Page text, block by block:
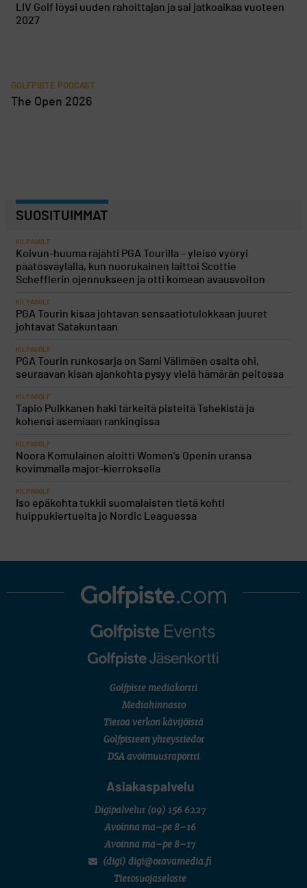
LIV Golf löysi uuden rahoittajan ja sai jatkoaikaa vuoteen
2027
GOLFPISTE PODCAST
The Open 2026
SUOSITUIMMAT
KILPAGOLF
Koivun-huuma räjähti PGA Tourilla – yleisö vyöryi
päätösväylällä, kun nuorukainen laittoi Scottie
Schefflerin ojennukseen ja otti komean avausvoiton
KILPAGOLF
PGA Tourin kisaa johtavan sensaatiotulokkaan juuret
johtavat Satakuntaan
KILPAGOLF
PGA Tourin runkosarja on Sami Välimäen osalta ohi,
seuraavan kisan ajankohta pysyy vielä hämärän peitossa
KILPAGOLF
Tapio Pulkkanen haki tärkeitä pisteitä Tshekistä ja
kohensi asemiaan rankingissa
KILPAGOLF
Noora Komulainen aloitti Women’s Openin uransa
kovimmalla major-kierroksella
KILPAGOLF
Iso epäkohta tukkii suomalaisten tietä kohti
huippukiertueita jo Nordic Leaguessa
Golfpiste mediakortti
Mediahinnasto
Tietoa verkon kävijöistä
Golfpisteen yhteystiedot
DSA avoimuusraportti
Asiakaspalvelu
Digipalvelut (09) 156 6227
Avoinna ma–pe 8–16
Avoinna ma–pe 8–17
(digi) digi@otavamedia.fi
Tietosuojaseloste